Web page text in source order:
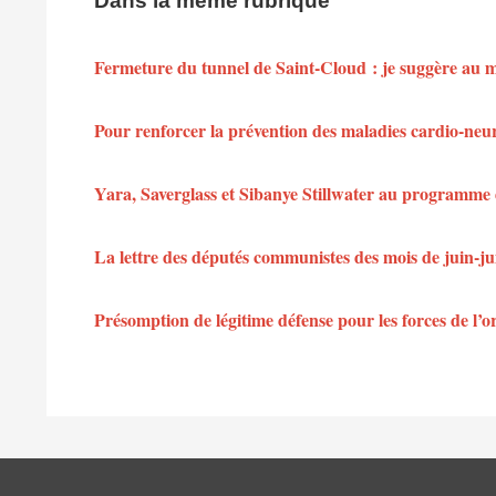
Fermeture du tunnel de Saint-Cloud : je suggère au
Pour renforcer la prévention des maladies cardio-
Yara, Saverglass et Sibanye Stillwater au
La lettre des députés communistes des mois de juin-
Présomption de légitime défense pour les forces de